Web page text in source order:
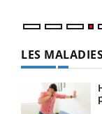
LES